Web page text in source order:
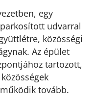
egy
udvarral
közösségi
Az épület
tartozott,
tovább.